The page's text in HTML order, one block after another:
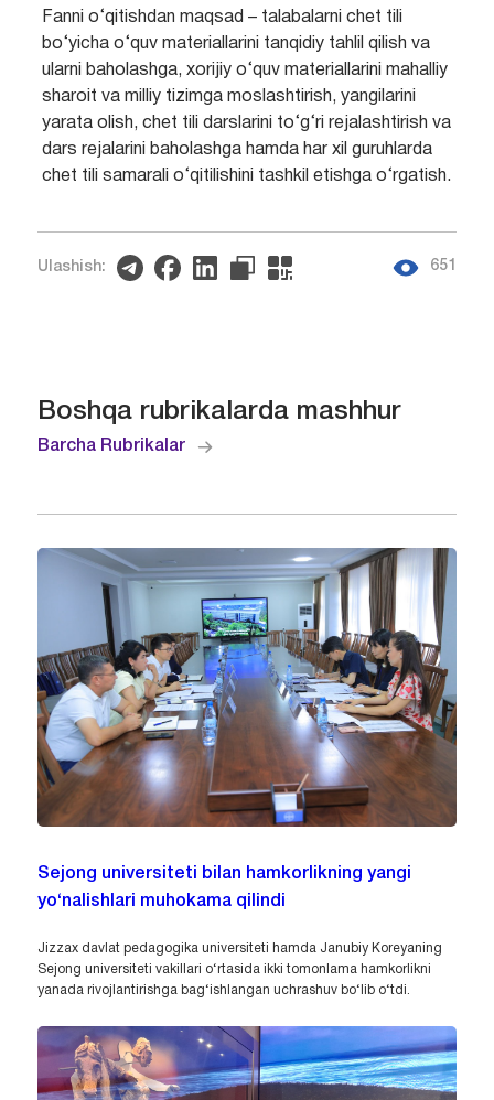
Fanni o‘qitishdan maqsad – talabalarni chet tili
bo‘yicha o‘quv materiallarini tanqidiy tahlil qilish va
ularni baholashga, xorijiy o‘quv materiallarini mahalliy
sharoit va milliy tizimga moslashtirish, yangilarini
yarata olish, chet tili darslarini to‘g‘ri rejalashtirish va
dars rejalarini baholashga hamda har xil guruhlarda
chet tili samarali o‘qitilishini tashkil etishga o‘rgatish.
Ulashish: 651
Boshqa rubrikalarda mashhur
Barcha Rubrikalar
Sejong universiteti bilan hamkorlikning yangi
yo‘nalishlari muhokama qilindi
Jizzax davlat pedagogika universiteti hamda Janubiy Koreyaning
Sejong universiteti vakillari o‘rtasida ikki tomonlama hamkorlikni
yanada rivojlantirishga bag‘ishlangan uchrashuv bo‘lib o‘tdi.